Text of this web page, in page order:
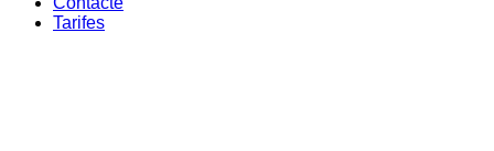
Tarifes